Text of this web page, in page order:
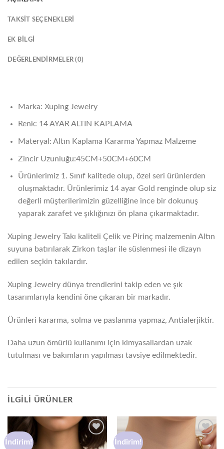
TAKSIT SEÇENEKLERI
EK BILGI
DEĞERLENDIRMELER (0)
Marka: Xuping Jewelry
Renk: 14 AYAR ALTIN KAPLAMA
Materyal: Altın Kaplama Kararma Yapmaz Malzeme
Zincir Uzunluğu:45CM+50CM+60CM
Ürünlerimiz 1. Sınıf kalitede olup, özel seri ürünlerden
oluşmaktadır. Ürünlerimiz 14 ayar Gold renginde olup siz
değerli müşterilerimizin güzelliğine ince bir dokunuş
yaparak zarafet ve şıklığınızı ön plana çıkarmaktadır.
Xuping Jewelry Takı kaliteli Çelik ve Pirinç malzemenin Altın
suyuna batırılarak Zirkon taşlar ile süslenmesi ile dizayn
edilen seçkin takılardır.
Xuping Jewelry dünya trendlerini takip eden ve şık
tasarımlarıyla kendini öne çıkaran bir markadır.
Ürünleri kararma, solma ve paslanma yapmaz, Antialerjiktir.
Daha uzun ömürlü kullanımı için kimyasallardan uzak
tutulması ve bakımların yapılması tavsiye edilmektedir.
İLGILI ÜRÜNLER
İndirim! İndirim!